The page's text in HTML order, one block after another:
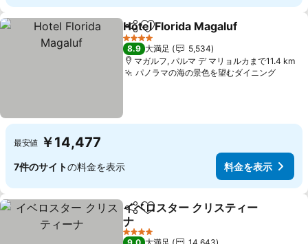
シェアお気に入りに追加
Hotel Florida Magaluf
4 ホテルのランク
8.9 大満足
5,534
マガルフ, パルマ デ マリョルカまで11.4 km
パノラマの海の景色を望むダイニング
最安値 ￥14,477
7件のサイトの料金を表示 料金を表示
シェアお気に入りに追加
イベロスター クリスティー
ナ
4 ホテルのランク